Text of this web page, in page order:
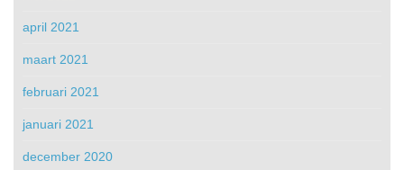
april 2021
maart 2021
februari 2021
januari 2021
december 2020